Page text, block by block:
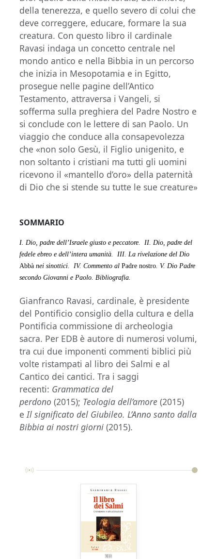
della tenerezza, e quello severo di colui che
deve correggere, educare, formare la sua
creatura. Con questo libro il cardinale
Ravasi indaga un concetto centrale nel
mondo antico e nella Bibbia in un percorso
che inizia in Mesopotamia e in Egitto,
prosegue nelle pagine dell’Antico
Testamento, attraversa i Vangeli, si
sofferma sulla preghiera del Padre Nostro e
si conclude con le lettere di san Paolo. Un
viaggio che conduce alla consapevolezza
che «non solo Gesù, il Figlio unigenito, e
non soltanto i cristiani ma tutti gli uomini
ricevono il «mantello d’oro» della paternità
di Dio che si stende su tutte le sue creature»
SOMMARIO
I. Dio, padre dell’Israele giusto e peccatore.
II. Dio, padre del
fedele ebreo e dell’intera umanità.
III. La rivelazione del Dio
Abbà nei sinottici. IV. Commento al Padre nostro V. Dio Padre
secondo Giovanni e Paolo. Bibliografia.
Gianfranco Ravasi, cardinale, è presidente
del Pontificio consiglio della cultura e della
Pontificia commissione di archeologia
sacra. Per EDB è autore di numerosi volumi,
tra cui due imponenti commenti biblici più
volte ristampati al libro dei Salmi e al
Cantico dei cantici. Tra i saggi
recenti: Grammatica del
perdono (2015); Teologia dell’amore (2015)
e Il significato del Giubileo. L’Anno santo dalla
Bibbia ai nostri giorni (2015).